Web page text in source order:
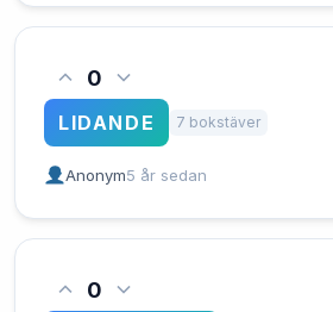
0
LIDANDE 7 bokstäver
Anonym5 år sedan
0